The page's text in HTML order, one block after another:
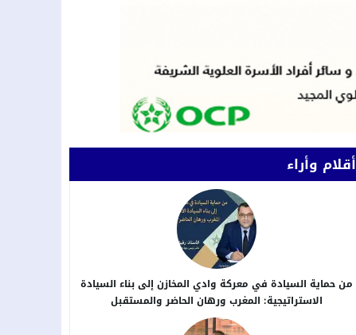
أقلام وأراء
من حماية السيادة في معركة وادي المخازن إلى بناء السيادة
الاستراتيجية: المغرب ورهان الحاضر والمستقبل